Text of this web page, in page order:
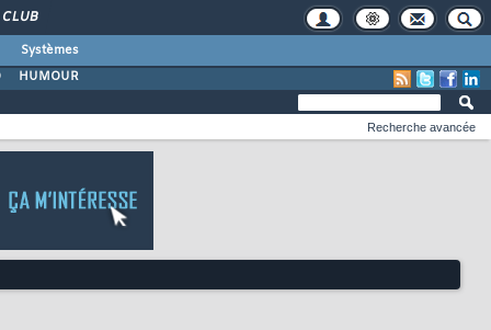
CLUB
Systèmes
HUMOUR
Recherche avancée